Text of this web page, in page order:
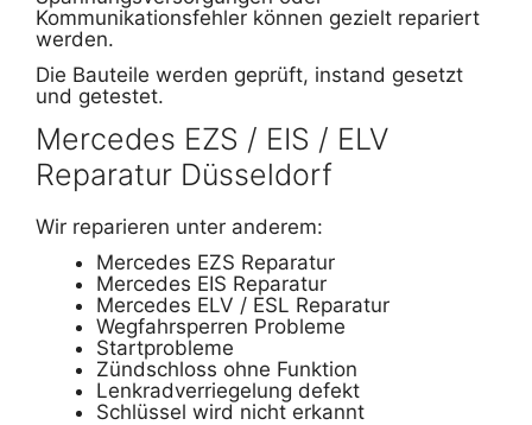
Kommunikationsfehler können gezielt repariert
werden.
Die Bauteile werden geprüft, instand gesetzt
und getestet.
Mercedes EZS / EIS / ELV
Reparatur Düsseldorf
Wir reparieren unter anderem:
Mercedes EZS Reparatur
Mercedes EIS Reparatur
Mercedes ELV / ESL Reparatur
Wegfahrsperren Probleme
Startprobleme
Zündschloss ohne Funktion
Lenkradverriegelung defekt
Schlüssel wird nicht erkannt